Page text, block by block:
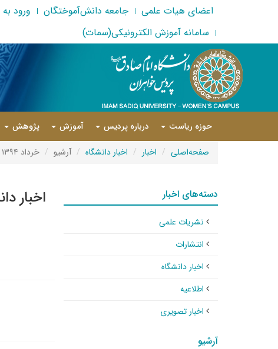
اعضای هیات علمی جامعه دانش‌آموختگان ورود
سامانه آموزش الکترونیکی(سمات)
حوزه ریاست درباره پردیس آموزش پژوهش
صفحه‌اصلی اخبار اخبار دانشگاه آرشیو خرداد ۱۳۹۴
اخبار دسته‌های اخبار
نشریات علمی
انتشارات
اخبار دانشگاه
اطلاعیه
اخبار تصویری
آرشیو